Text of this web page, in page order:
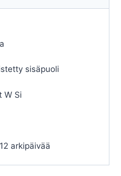
sisäpuoli
W Si
arkipäivää